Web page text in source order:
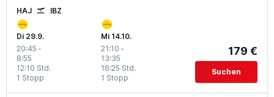
HAJ IBZ
Di 29.9.
20:45 -
8:55
1 Stopp
12:10 Std.
Mi 14.10.
21:10 -
13:35
1 Stopp
16:25 Std.
179 €
Suchen